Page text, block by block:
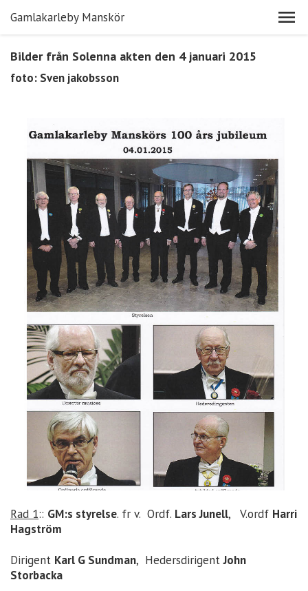
Gamlakarleby Manskör
Bilder från Solenna akten den 4 januari 2015
foto: Sven jakobsson
Rad 1:: GM:s styrelse. fr v. Ordf. Lars Junell, V.ordf Harri
Hagström
Dirigent Karl G Sundman, HedersdirigentJohn
Storbacka